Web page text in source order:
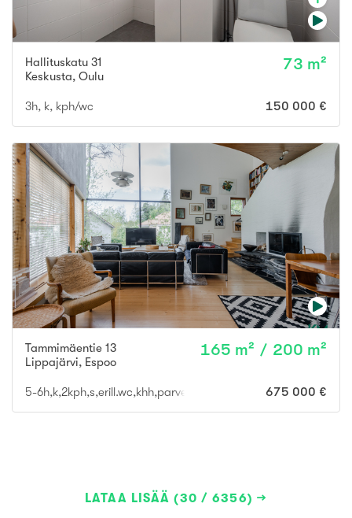
Hallituskatu 31
Keskusta, Oulu
73 m²
3h, k, kph/wc 150 000 €
Tammimäentie 13
Lippajärvi, Espoo
165 m² / 200 m²
5-6h,k,2kph,s,erill.wc,khh,parveke,terassi+varasto 35m2
675 000 €
LATAA LISÄÄ (30 / 6356)